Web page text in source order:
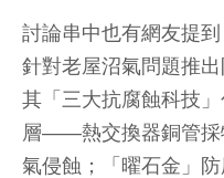
討論串中也有網友提
針對老屋沼氣問題推
其「三大抗腐蝕科技
層——熱交換器銅管採
氣侵蝕；「曜石金」